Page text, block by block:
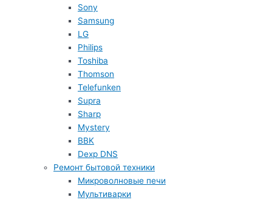
Sony
Samsung
LG
Philips
Toshiba
Thomson
Telefunken
Supra
Sharp
Mystery
BBK
Dexp DNS
Ремонт бытовой техники
Микроволновые печи
Мультиварки